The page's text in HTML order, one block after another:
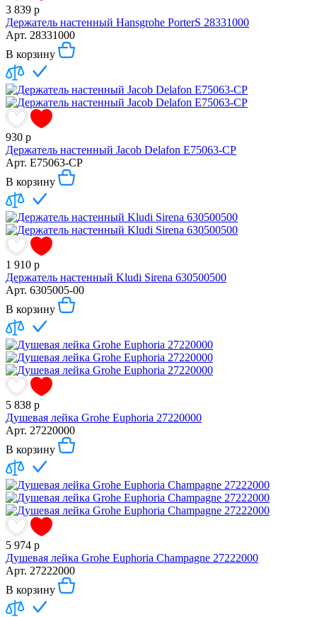
3 839 р
Держатель настенный Hansgrohe PorterS 28331000
Арт. 28331000
В корзину
930 р
Держатель настенный Jacob Delafon E75063-CP
Арт. E75063-CP
В корзину
1 910 р
Держатель настенный Kludi Sirena 630500500
Арт. 6305005-00
В корзину
5 838 р
Душевая лейка Grohe Euphoria 27220000
Арт. 27220000
В корзину
5 974 р
Душевая лейка Grohe Euphoria Champagne 27222000
Арт. 27222000
В корзину